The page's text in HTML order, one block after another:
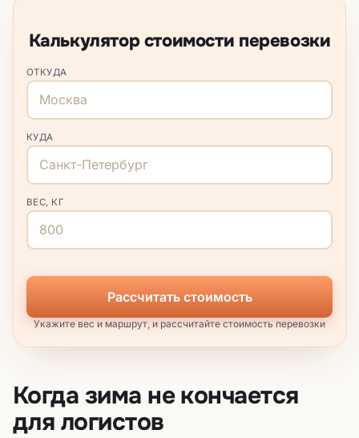
Калькулятор стоимости перевозки
ОТКУДА
КУДА
ВЕС, КГ
Рассчитать стоимость
Укажите вес и маршрут, и рассчитайте стоимость перевозки
Когда зима не кончается
для логистов